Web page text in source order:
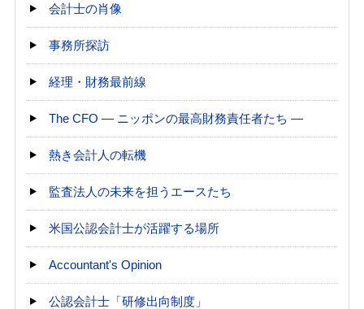
会計士の肖像
事務所探訪
経理・財務最前線
The CFO ― ニッポンの最高財務責任者たち ―
熱き会計人の転機
監査法人の未来を担うエースたち
米国公認会計士が活躍する場所
Accountant's Opinion
公認会計士「研修出向制度」